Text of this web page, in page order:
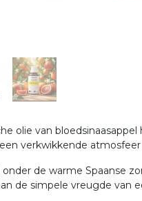
olie van
verkwikkende
onder de warme Spaanse
de simpele vreugde van